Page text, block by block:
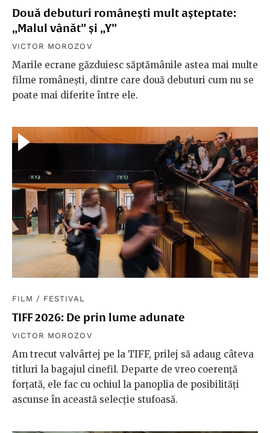
Două debuturi românești mult așteptate:
„Malul vânăt” și „Y”
VICTOR MOROZOV
Marile ecrane găzduiesc săptămânile astea mai multe
filme românești, dintre care două debuturi cum nu se
poate mai diferite între ele.
FILM / FESTIVAL
TIFF 2026: De prin lume adunate
VICTOR MOROZOV
Am trecut valvârtej pe la TIFF, prilej să adaug câteva
titluri la bagajul cinefil. Departe de vreo coerență
forțată, ele fac cu ochiul la panoplia de posibilități
ascunse în această selecție stufoasă.